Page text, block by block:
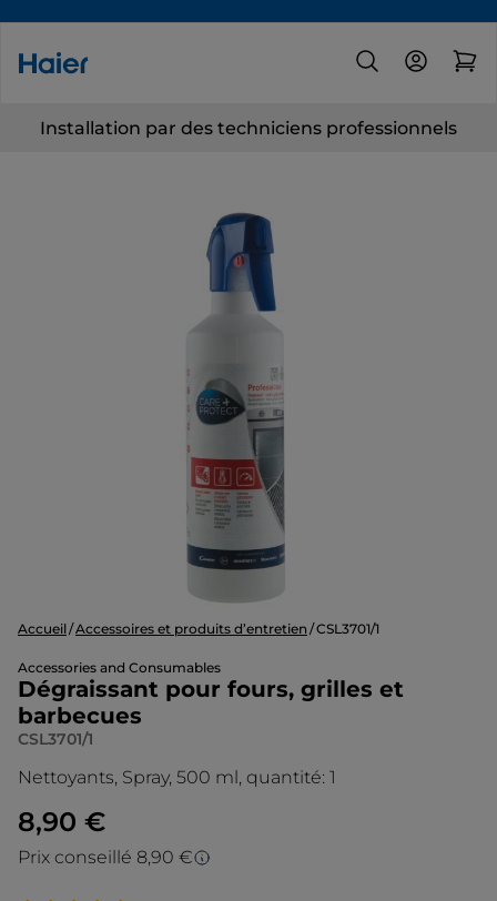
Installation par des techniciens professionnels
Accueil Accessoires et produits d’entretien CSL3701/1
Accessories and Consumables
Dégraissant pour fours, grilles et
barbecues
CSL3701/1
Nettoyants, Spray, 500 ml, quantité: 1
8,90 €
Prix conseillé 8,90 €